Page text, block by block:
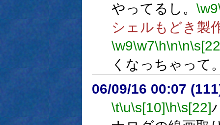
やってるし。 \w9
シェルもどき製
\w9\w7\h\n\n
くなっちゃって
06/09/16 00:07
\t\u\s[10]\h\s[22]